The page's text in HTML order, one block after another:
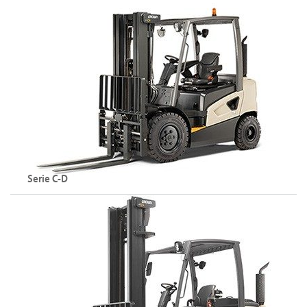
Esplora la serie C-B
Serie C-D
Carrelli elevatori diesel
Altezza di sollevamento: fino a 8250 mm